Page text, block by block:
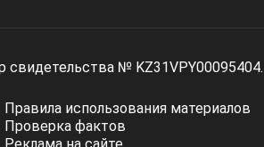
свидетельства № KZ31VPY00095404.
Правила использования материалов
Проверка фактов